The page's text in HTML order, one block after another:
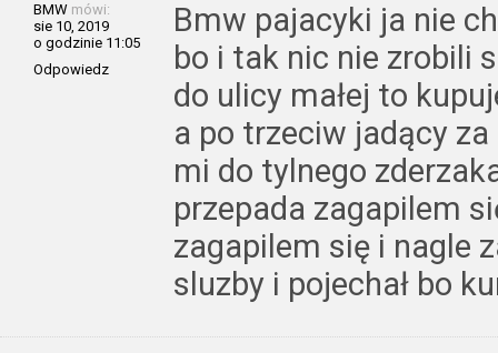
BMW mówi:
sie 10, 2019
o godzinie 11:05
Odpowiedz
Bmw pajacyki ja nie
bo i tak nic nie zrobili
do ulicy małej to
a po trzeciw jadący
mi do tylnego
przepada zagapilem
zagapilem się i nagle
sluzby i pojechał bo